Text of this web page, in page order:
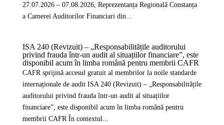
27.07.2026 – 07.08.2026, Reprezentanța Regională Constanța
a Camerei Auditorilor Financiari din...
ISA 240 (Revizuit) – „Responsabilitățile auditorului
privind frauda într-un audit al situațiilor financiare”, este
disponibil acum în limba română pentru membrii CAFR
CAFR sprijină accesul gratuit al membrilor la noile standarde
internaționale de audit ISA 240 (Revizuit) – „Responsabilitățile
auditorului privind frauda într-un audit al situațiilor
financiare”, este disponibil acum în limba română pentru
membrii CAFR În contextul...